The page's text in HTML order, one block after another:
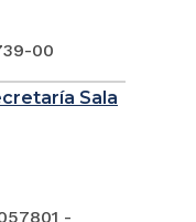
00
Sala
-